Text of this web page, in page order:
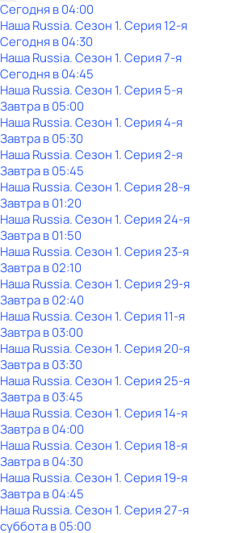
Сегодня в 04:00
Наша Russia. Сезон 1. Серия 12-я
Сегодня в 04:30
Наша Russia. Сезон 1. Серия 7-я
Сегодня в 04:45
Наша Russia. Сезон 1. Серия 5-я
Завтра в 05:00
Наша Russia. Сезон 1. Серия 4-я
Завтра в 05:30
Наша Russia. Сезон 1. Серия 2-я
Завтра в 05:45
Наша Russia. Сезон 1. Серия 28-я
Завтра в 01:20
Наша Russia. Сезон 1. Серия 24-я
Завтра в 01:50
Наша Russia. Сезон 1. Серия 23-я
Завтра в 02:10
Наша Russia. Сезон 1. Серия 29-я
Завтра в 02:40
Наша Russia. Сезон 1. Серия 11-я
Завтра в 03:00
Наша Russia. Сезон 1. Серия 20-я
Завтра в 03:30
Наша Russia. Сезон 1. Серия 25-я
Завтра в 03:45
Наша Russia. Сезон 1. Серия 14-я
Завтра в 04:00
Наша Russia. Сезон 1. Серия 18-я
Завтра в 04:30
Наша Russia. Сезон 1. Серия 19-я
Завтра в 04:45
Наша Russia. Сезон 1. Серия 27-я
субботав05:00